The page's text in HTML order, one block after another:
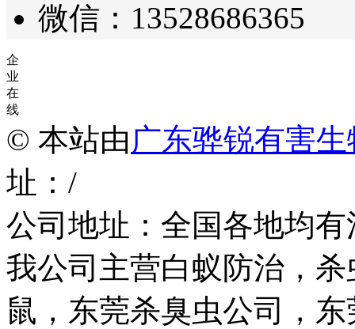
微信：13528686365
企
业
在
线
© 本站由广东骅锐有害
址：/
公司地址：全国各地均
我公司主营白蚁防治，
鼠，东莞杀臭虫公司，